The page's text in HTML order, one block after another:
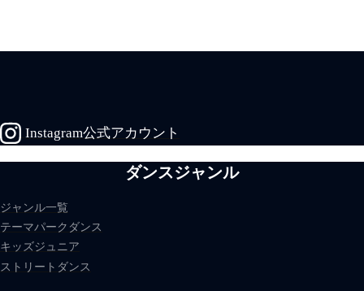
Instagram公式アカウント
ダンスジャンル
ジャンル一覧
テーマパークダンス
キッズジュニア
ストリートダンス